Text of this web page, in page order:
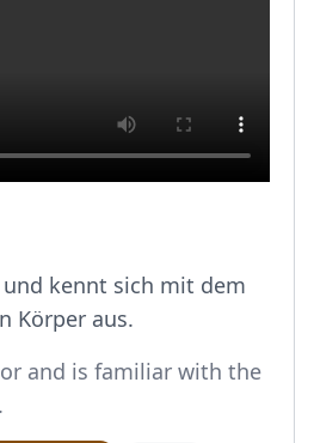
kennt sich mit dem
Körper aus.
and is familiar with the